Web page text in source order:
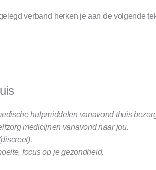
verband herken je aan de volgende
hulpmiddelen vanavond thuis
medicijnen vanavond naar jou.
focus op je gezondheid.